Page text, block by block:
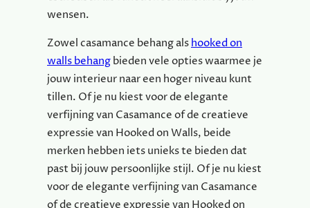
wensen.
Zowel casamance behang alshooked on
walls behangbieden vele opties waarmee je
jouw interieur naar een hoger niveau kunt
tillen. Of je nu kiest voor de elegante
verfijning van Casamance of de creatieve
expressie van Hooked on Walls, beide
merken hebben iets unieks te bieden dat
past bij jouw persoonlijke stijl. Of je nu kiest
voor de elegante verfijning van Casamance
of de creatieve expressie van Hooked on